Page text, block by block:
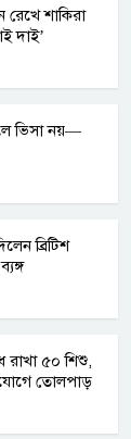
রেখে শাকিরা
দাই’
ভিসা নয়—
ব্রিটিশ
রাখা ৫০ শিশু,
তোলপাড়